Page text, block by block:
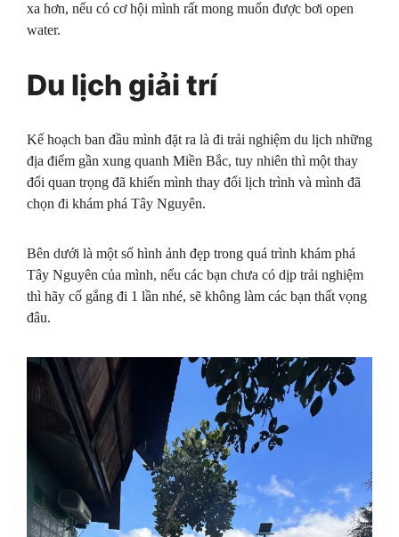
xa hơn, nếu có cơ hội mình rất mong muốn được bơi open
water.
Du lịch giải trí
Kế hoạch ban đầu mình đặt ra là đi trải nghiệm du lịch những
địa điểm gần xung quanh Miền Bắc, tuy nhiên thì một thay
đổi quan trọng đã khiến mình thay đổi lịch trình và mình đã
chọn đi khám phá Tây Nguyên.
Bên dưới là một số hình ảnh đẹp trong quá trình khám phá
Tây Nguyên của mình, nếu các bạn chưa có dịp trải nghiệm
thì hãy cố gắng đi 1 lần nhé, sẽ không làm các bạn thất vọng
đâu.